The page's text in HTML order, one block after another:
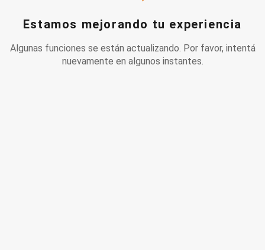
Estamos mejorando tu experiencia
Algunas funciones se están actualizando. Por favor, intentá
nuevamente en algunos instantes.